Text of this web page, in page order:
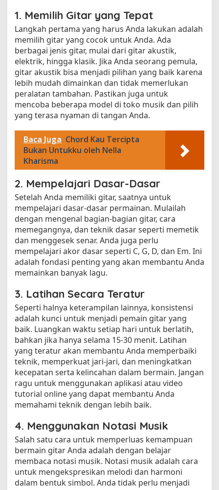
1. Memilih Gitar yang Tepat
Langkah pertama yang harus Anda lakukan adalah
memilih gitar yang cocok untuk Anda. Ada
berbagai jenis gitar, mulai dari gitar akustik,
elektrik, hingga klasik. Jika Anda seorang pemula,
gitar akustik bisa menjadi pilihan yang baik karena
lebih mudah dimainkan dan tidak memerlukan
peralatan tambahan. Pastikan juga untuk
mencoba beberapa model di toko musik dan pilih
yang terasa nyaman di tangan Anda.
Baca Juga Chord Kau Tercipta
Bukan Untukku oleh Nella
Kharisma
2. Mempelajari Dasar-Dasar
Setelah Anda memiliki gitar, saatnya untuk
mempelajari dasar-dasar permainan. Mulailah
dengan mengenal bagian-bagian gitar, cara
memegangnya, dan teknik dasar seperti memetik
dan menggesek senar. Anda juga perlu
mempelajari akor dasar seperti C, G, D, dan Em. Ini
adalah fondasi penting yang akan membantu Anda
memainkan banyak lagu.
3. Latihan Secara Teratur
Seperti halnya keterampilan lainnya, konsistensi
adalah kunci untuk menjadi pemain gitar yang
baik. Luangkan waktu setiap hari untuk berlatih,
bahkan jika hanya selama 15-30 menit. Latihan
yang teratur akan membantu Anda memperbaiki
teknik, memperkuat jari-jari, dan meningkatkan
kecepatan serta kelincahan dalam bermain. Jangan
ragu untuk menggunakan aplikasi atau video
tutorial online yang dapat membantu Anda
memahami teknik dengan lebih baik.
4. Menggunakan Notasi Musik
Salah satu cara untuk memperluas kemampuan
bermain gitar Anda adalah dengan belajar
membaca notasi musik. Notasi musik adalah cara
untuk mengekspresikan melodi dan harmoni
dalam bentuk simbol. Anda tidak perlu menjadi